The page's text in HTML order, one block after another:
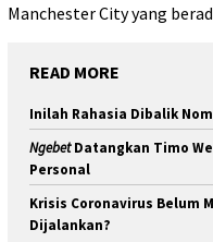
Manchester City yang
READ MORE
Inilah Rahasia Dibalik
NgebetDatangkan Timo
Personal
Krisis Coronavirus Belum
Dijalankan?